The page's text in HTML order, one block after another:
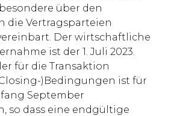
über den
die Vertragsparteien
Der wirtschaftliche
ist der 1. Juli 2023.
für die Transaktion
)Bedingungen ist für
September
so dass eine endgültige